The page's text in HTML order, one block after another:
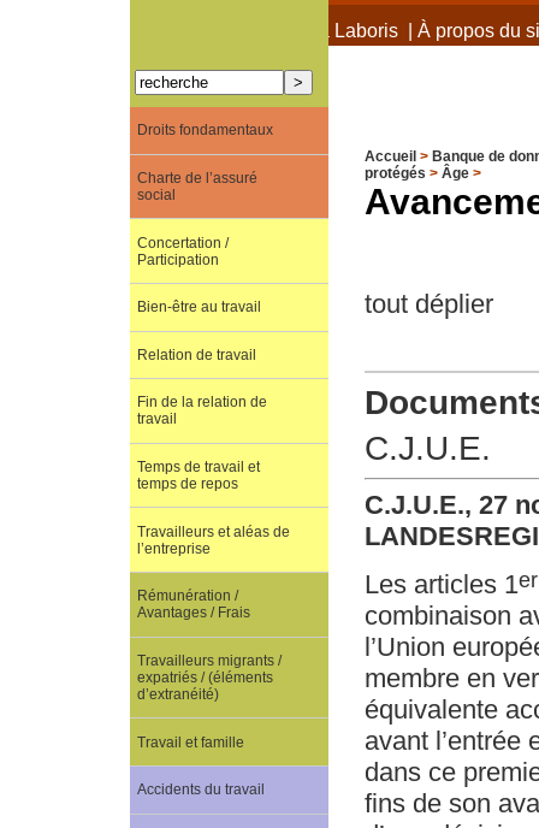
À propos de Terra Laboris| À propos du
Accueil > Banque de
protégés > Âge>
tout déplier
C.J.U.E.
C.J.U.E., 27
Les articles 1er
combinaison
l’Union
membre en
équivalente
avant l’entrée
dans ce
fins de son
Droits fondamentaux
Charte de l’assuré
social
Concertation /
Participation
Bien-être au travail
Relation de travail
Fin de la relation de
travail
Temps de travail et
temps de repos
Travailleurs et aléas de
l’entreprise
Rémunération /
Avantages / Frais
Travailleurs migrants /
expatriés / (éléments
d’extranéité)
Travail et famille
Accidents du travail